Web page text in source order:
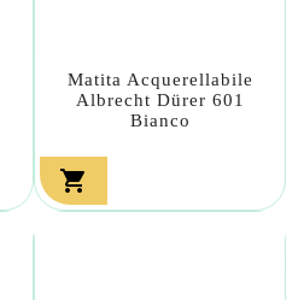
Matita Acquerellabile
Albrecht Dürer 601
Bianco
